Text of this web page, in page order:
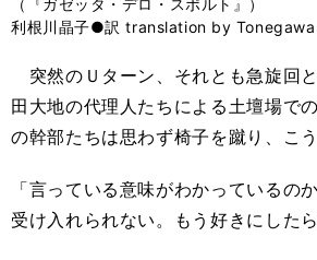
（『ガゼッタ・デロ・スポルト』）
利根川晶子●訳 translation by
突然のＵターン、それとも急旋回
田大地の代理人たちによる土壇場で
の幹部たちは思わず椅子を蹴り、こう
「言っている意味がわかっている
受け入れられない。もう好きにしたら